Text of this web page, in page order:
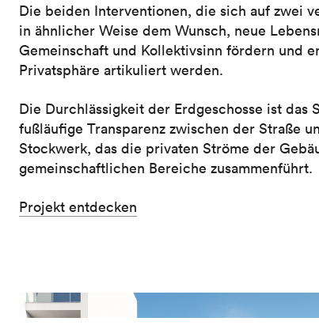
Die beiden Interventionen, die sich auf zwei
in ähnlicher Weise dem Wunsch, neue
Gemeinschaft und Kollektivsinn fördern und
Privatsphäre artikuliert werden.
Die Durchlässigkeit der Erdgeschosse ist das
fußläufige Transparenz zwischen der Straße
Stockwerk, das die privaten Ströme der
gemeinschaftlichen Bereiche zusammenführt.
Projekt entdecken